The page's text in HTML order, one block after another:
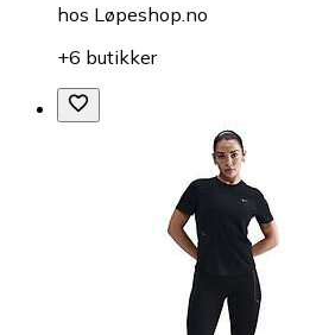
hos Løpeshop.no
+6 butikker